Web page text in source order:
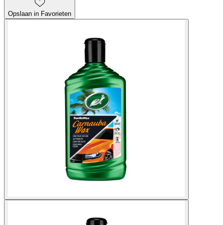
Opslaan in Favorieten